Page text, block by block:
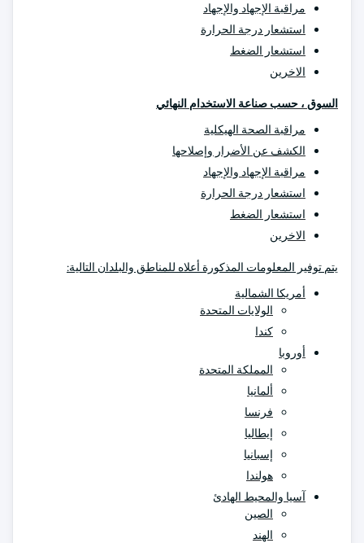
مراقبة الإجهاد والإجهاد
استشعار درجة الحرارة
استشعار الضغط
الاخرين
السوق ، حسب صناعة الاستخدام النهائي
مراقبة الصحة الهيكلية
الكشف عن الأضرار وإصلاحها
مراقبة الإجهاد والإجهاد
استشعار درجة الحرارة
استشعار الضغط
الاخرين
يتم توفير المعلومات المذكورة أعلاه للمناطق والبلدان التالية:
أمريكا الشمالية
الولايات المتحدة
كندا
أوروبا
المملكة المتحدة
ألمانيا
فرنسا
إيطاليا
إسبانيا
هولندا
آسيا والمحيط الهادئ
الصين
الهند